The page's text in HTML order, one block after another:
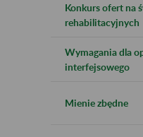
Konkurs ofert na
rehabilitacyjnych
Wymagania dla
interfejsowego
Mienie zbędne